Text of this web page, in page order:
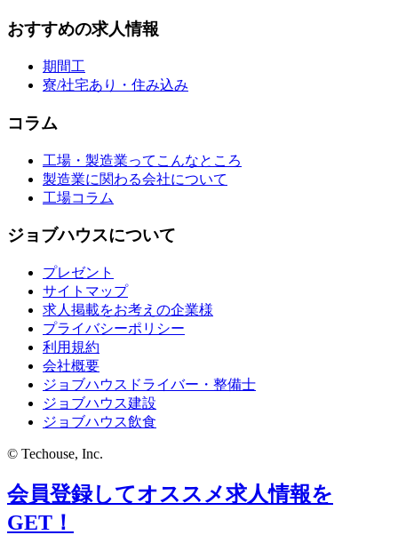
おすすめの求人情報
期間工
寮/社宅あり・住み込み
コラム
工場・製造業ってこんなところ
製造業に関わる会社について
工場コラム
ジョブハウスについて
プレゼント
サイトマップ
求人掲載をお考えの企業様
プライバシーポリシー
利用規約
会社概要
ジョブハウスドライバー・整備士
ジョブハウス建設
ジョブハウス飲食
© Techouse, Inc.
会員登録してオススメ求人情報を
GET！